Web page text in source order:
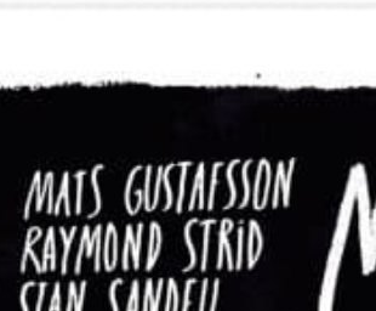
& Social Media
der schwedischen FormationGush
habe ich dieses Plakat
entwickelte ich ein
mit Ölkreide vor und tupfe es